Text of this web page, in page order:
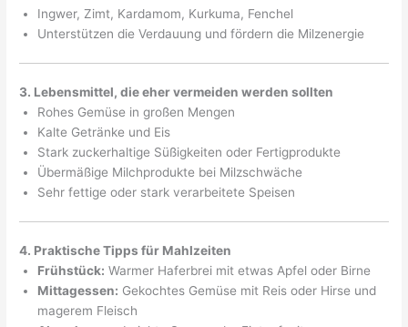
Ingwer, Zimt, Kardamom, Kurkuma, Fenchel
Unterstützen die Verdauung und fördern die Milzenergie
3. Lebensmittel, die eher vermeiden werden sollten
Rohes Gemüse in großen Mengen
Kalte Getränke und Eis
Stark zuckerhaltige Süßigkeiten oder Fertigprodukte
Übermäßige Milchprodukte bei Milzschwäche
Sehr fettige oder stark verarbeitete Speisen
4. Praktische Tipps für Mahlzeiten
Frühstück: Warmer Haferbrei mit etwas Apfel oder Birne
Mittagessen: Gekochtes Gemüse mit Reis oder Hirse und
magerem Fleisch